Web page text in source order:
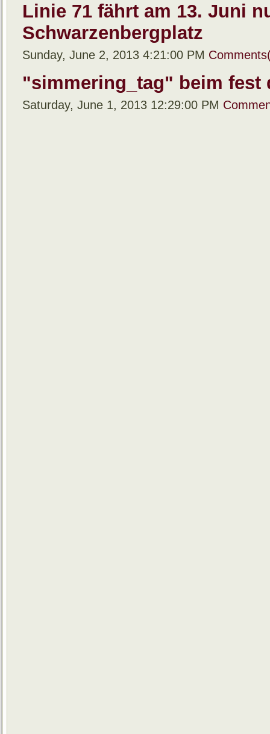
Linie 71 fährt am 13. Juni
Schwarzenbergplatz
Sunday, June 2, 2013 4:21:00 PM
"simmering_tag" beim fest
Saturday, June 1, 2013 12:29:00 PM